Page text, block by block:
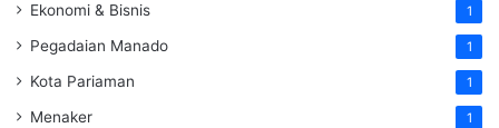
Ekonomi & Bisnis 1
Pegadaian Manado 1
Kota Pariaman 1
Menaker 1